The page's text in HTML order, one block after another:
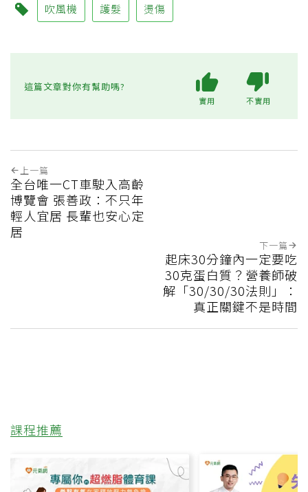
吹風機 護髮 燙傷
這篇文章對你有幫助嗎?
實用 不實用
上一篇
全台唯一CT車駛入高齡
博覽會 張善政：不只年
輕人宜居 長輩也安心定
居
下一篇
起床30分鐘內一定要吃
30克蛋白質？營養師破
解「30/30/30法則」：
真正關鍵不是時間
課程推薦